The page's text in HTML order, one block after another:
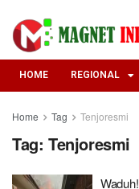
HOME REGIONAL
Home Tag Tenjoresmi
Tag: Tenjoresmi